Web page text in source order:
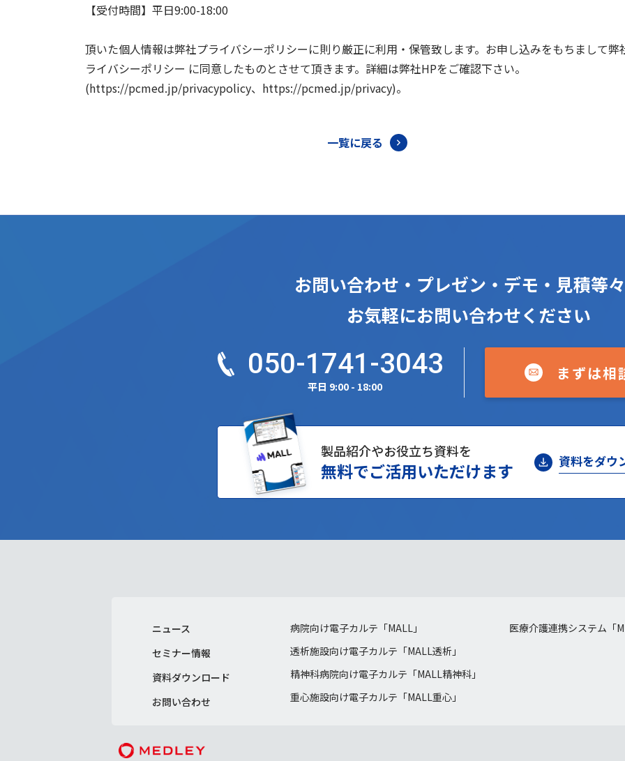
【受付時間】平日9:00-18:00
頂いた個人情報は弊社プライバシーポリシーに則り厳正に利用・保管致します。お申し込みをもちまして弊
ライバシーポリシー に同意したものとさせて頂きます。詳細は弊社HPをご確認下さい。
(https://pcmed.jp/privacypolicy、https://pcmed.jp/privacy)。
一覧に戻る
お問い合わせ・プレゼン・デモ・見積等
お気軽にお問い合わせください
050-1741-3043
平日 9:00 - 18:00
まずは相
製品紹介やお役立ち資料を
無料でご活用いただけます 資料をダウ
ニュース
セミナー情報
資料ダウンロード
お問い合わせ
病院向け電子カルテ「MALL」
透析施設向け電子カルテ「MALL透析」
精神科病院向け電子カルテ「MALL精神科」
重心施設向け電子カルテ「MALL重心」
医療介護連携システム「